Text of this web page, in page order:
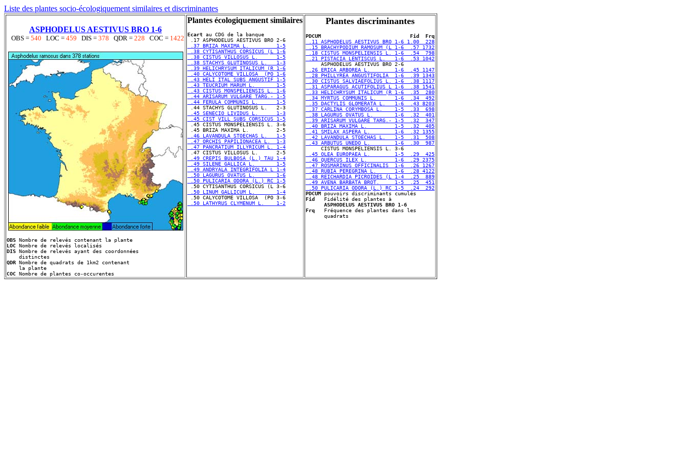
Liste des plantes socio-écologiquement similaires et discriminantes
ASPHODELUS AESTIVUS BRO 1-6
OBS = 540 LOC = 459 DIS = 378 QDR = 228 COC = 1422
OBS
LOC
DIS Nombre de relevés ayant des coordonnées
QDR Nombre de quadrats de 1km2 contenant
COC Nombre de plantes co-occurentes
Plantes écologiquement similaires
Ecart au CDG de la banque
.37 BRIZA MAXIMA L.         1-5
.38 CYTISANTHUS CORSICUS (L 1-6
.38 CISTUS VILLOSUS L.      1-5
.38 STACHYS GLUTINOSUS L.   1-3
.39 HELICHRYSUM ITALICUM (R 1-6
.40 CALYCOTOME VILLOSA  (PO 1-6
.43 HELI ITAL SUBS ANGUSTIF 1-5
.43 TEUCRIUM MARUM L.       1-5
.43 CISTUS MONSPELIENSIS L. 1-6
.44 ARISARUM VULGARE TARG.- 1-5
.44 FERULA COMMUNIS L.      1-5
.45 SENECIO LIVIDUS L.      1-3
.45 CIST VILL SUBS CORSICUS 1-5
.46 LAVANDULA STOECHAS L.   1-5
.47 ORCHIS PAPILIONACEA L.  1-3
.47 PANCRATIUM ILLYRICUM L. 1-4
.49 CREPIS BULBOSA (L.) TAU 1-4
.49 SILENE GALLICA L.       1-5
.49 ANDRYALA INTEGRIFOLIA L 1-4
.50 LAGURUS OVATUS L.       1-6
.50 PULICARIA ODORA (L.) RC 1-5
.50 LINUM GALLICUM L.       1-4
.50 LATHYRUS CLYMENUM L.    1-2
Plantes discriminantes
PDCUM                             Fid  Frq
.11 ASPHODELUS AESTIVUS BRO 1-6 1.00  228
.15 BRACHYPODIUM RAMOSUM (L 1-6  .57 1732
.18 CISTUS MONSPELIENSIS L. 1-6  .54  798
.21 PISTACIA LENTISCUS L.   1-6  .53 1042
.26 ERICA ARBOREA L.        1-6  .45 1147
.28 PHILLYREA ANGUSTIFOLIA  1-6  .39 1343
.30 CISTUS SALVIAEFOLIUS L. 1-6  .38 1117
.31 ASPARAGUS ACUTIFOLIUS L 1-6  .38 1541
.33 HELICHRYSUM ITALICUM (R 1-6  .35  280
.34 MYRTUS COMMUNIS L.      1-6  .34  492
.35 DACTYLIS GLOMERATA L.   1-6  .43 8203
.37 CARLINA CORYMBOSA L.    1-5  .33  698
.38 LAGURUS OVATUS L.       1-6  .32  401
.39 ARISARUM VULGARE TARG.- 1-5  .32  347
.40 BRIZA MAXIMA L.         1-5  .32  405
.41 SMILAX ASPERA L.        1-6  .32 1355
.42 LAVANDULA STOECHAS L.   1-5  .31  508
.43 ARBUTUS UNEDO L.        1-6  .30  987
.45 OLEA EUROPAEA L.        1-5  .29  425
.46 QUERCUS ILEX L.         1-6  .29 2375
.47 ROSMARINUS OFFICINALIS  1-6  .26 1267
.48 RUBIA PEREGRINA L.      1-6  .28 4122
.48 REICHARDIA PICROIDES (L 1-4  .25  889
.49 AVENA BARBATA BROT.     1-5  .25  451
.50 PULICARIA ODORA (L.) RC 1-5  .24  292
PDCUM
Fid
Fidélité des plantes à
ASPHODELUS AESTIVUS BRO 1-6
Frq Fréquence des plantes dans les